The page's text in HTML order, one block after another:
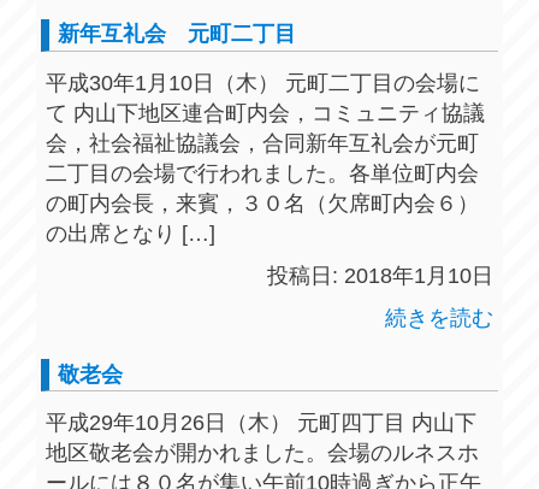
新年互礼会 元町二丁目
平成30年1月10日（木） 元町二丁目の会場に
て 内山下地区連合町内会，コミュニティ協議
会，社会福祉協議会，合同新年互礼会が元町
二丁目の会場で行われました。各単位町内会
の町内会長，来賓，３０名（欠席町内会６）
の出席となり […]
投稿日: 2018年1月10日
続きを読む
敬老会
平成29年10月26日（木） 元町四丁目 内山下
地区敬老会が開かれました。会場のルネスホ
ールには８０名が集い午前10時過ぎから正午